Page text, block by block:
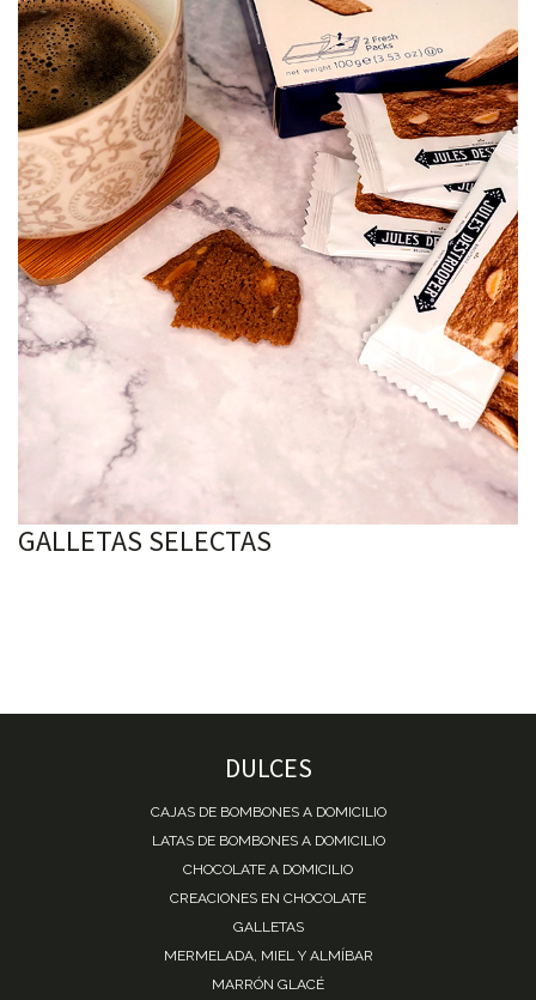
GALLETAS SELECTAS
DULCES
CAJAS DE BOMBONES A DOMICILIO
LATAS DE BOMBONES A DOMICILIO
CHOCOLATE A DOMICILIO
CREACIONES EN CHOCOLATE
GALLETAS
MERMELADA, MIEL Y ALMÍBAR
MARRÓN GLACÉ